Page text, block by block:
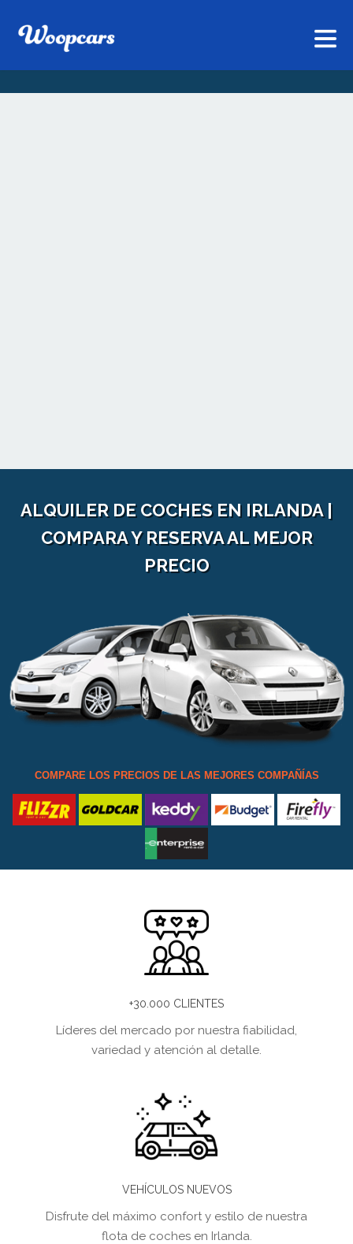
ALQUILER DE COCHES EN IRLANDA |
COMPARA Y RESERVA AL MEJOR
PRECIO
COMPARE LOS PRECIOS DE LAS MEJORES COMPAÑÍAS
+30.000 CLIENTES
Líderes del mercado por nuestra fiabilidad,
variedad y atención al detalle.
VEHÍCULOS NUEVOS
Disfrute del máximo confort y estilo de nuestra
flota de coches en Irlanda.